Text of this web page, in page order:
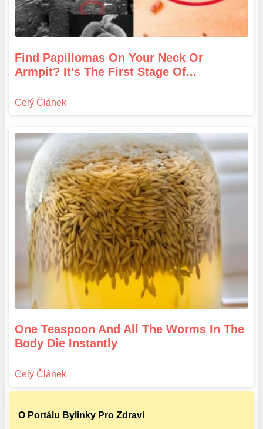
Find Papillomas On Your Neck Or
Armpit? It's The First Stage Of...
One Teaspoon And All The Worms In The
Body Die Instantly
O Portálu Bylinky Pro Zdraví